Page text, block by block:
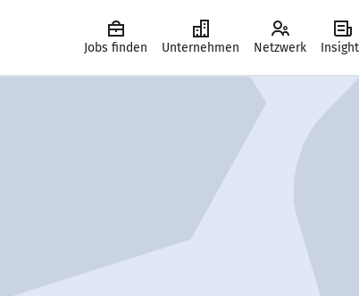
Jobs finden Unternehmen Netzwerk